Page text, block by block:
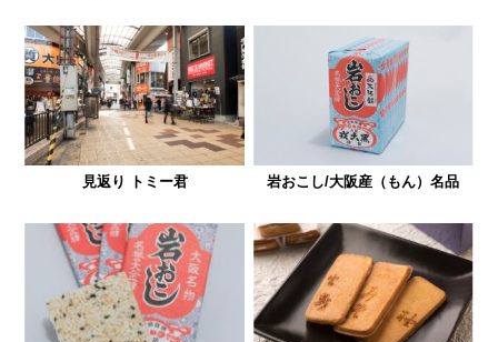
見返り トミー君 岩おこし/大阪産（もん）名品